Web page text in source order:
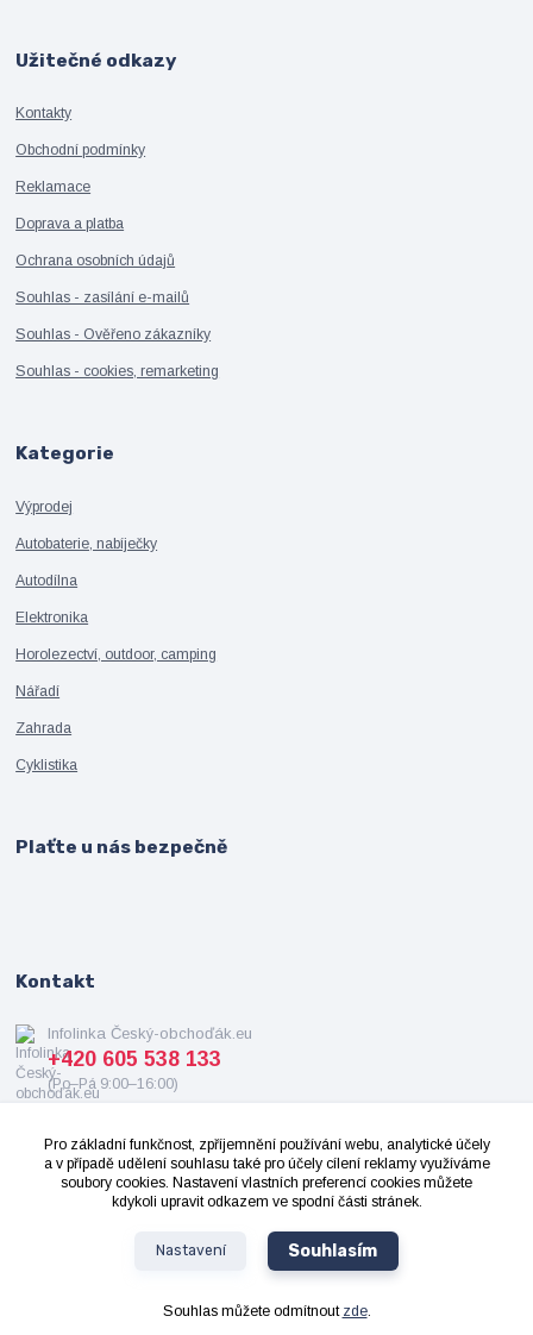
Užitečné odkazy
Kontakty
Obchodní podmínky
Reklamace
Doprava a platba
Ochrana osobních údajů
Souhlas - zasílání e-mailů
Souhlas - Ověřeno zákazníky
Souhlas - cookies, remarketing
Kategorie
Výprodej
Autobaterie, nabíječky
Autodílna
Elektronika
Horolezectví, outdoor, camping
Nářadí
Zahrada
Cyklistika
Plaťte u nás bezpečně
Kontakt
Infolinka Český-obchoďák.eu
+420 605 538 133
(Po–Pá 9:00–16:00)
- Všechna práva vyhrazena. Design od
Vytvořeno na
Eshop-rychle.cz
Pro základní funkčnost, zpříjemnění používání webu, analytické účely
a v případě udělení souhlasu také pro účely cílení reklamy využíváme
soubory cookies. Nastavení vlastních preferencí cookies můžete
kdykoli upravit odkazem ve spodní části stránek.
Nastavení Souhlasím
Souhlas můžete odmítnout zde.